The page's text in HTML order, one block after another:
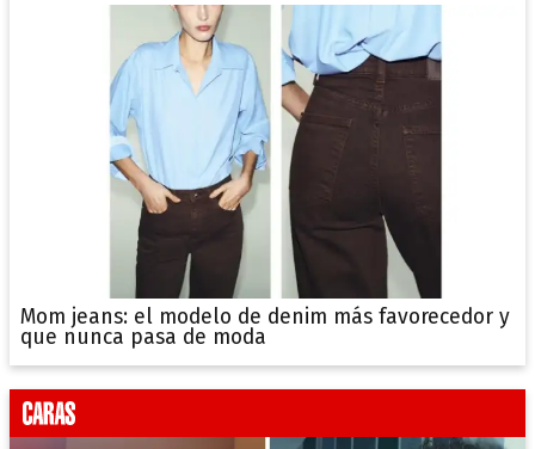
Mom jeans: el modelo de denim más favorecedor y
que nunca pasa de moda